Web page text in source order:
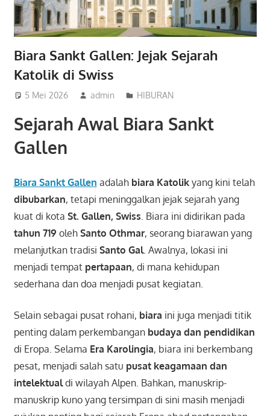
Biara Sankt Gallen: Jejak Sejarah
Katolik di Swiss
5 Mei 2026 admin HIBURAN
Sejarah Awal Biara Sankt
Gallen
Biara Sankt Gallen adalah biara Katolikyang kini telah
dibubarkan, tetapi meninggalkan jejak sejarah yang
kuat di kota St. Gallen, Swiss . Biara ini didirikan pada
tahun 719 oleh Santo Othmar, seorang biarawan yang
melanjutkan tradisi Santo Gal. Awalnya, lokasi ini
menjadi tempat pertapaan, di mana kehidupan
sederhana dan doa menjadi pusat kegiatan.
Selain sebagai pusat rohani, biara ini juga menjadi titik
penting dalam perkembangan budaya dan pendidikan
di Eropa. Selama Era Karolingia, biara ini berkembang
pesat, menjadi salah satu pusat keagamaan dan
intelektualdi wilayah Alpen. Bahkan, manuskrip-
manuskrip kuno yang tersimpan di sini masih menjadi